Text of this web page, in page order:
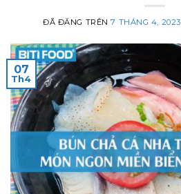
ĐÃ ĐĂNG TRÊN7 THÁNG 4, 2023
07
Th4